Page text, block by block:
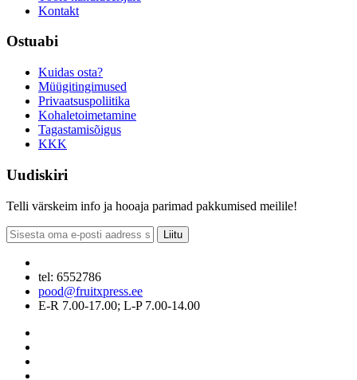
Kontakt
Ostuabi
Kuidas osta?
Müügitingimused
Privaatsuspoliitika
Kohaletoimetamine
Tagastamisõigus
KKK
Uudiskiri
Telli värskeim info ja hooaja parimad pakkumised meilile!
Liitu
tel: 6552786
pood@fruitxpress.ee
E-R 7.00-17.00; L-P 7.00-14.00